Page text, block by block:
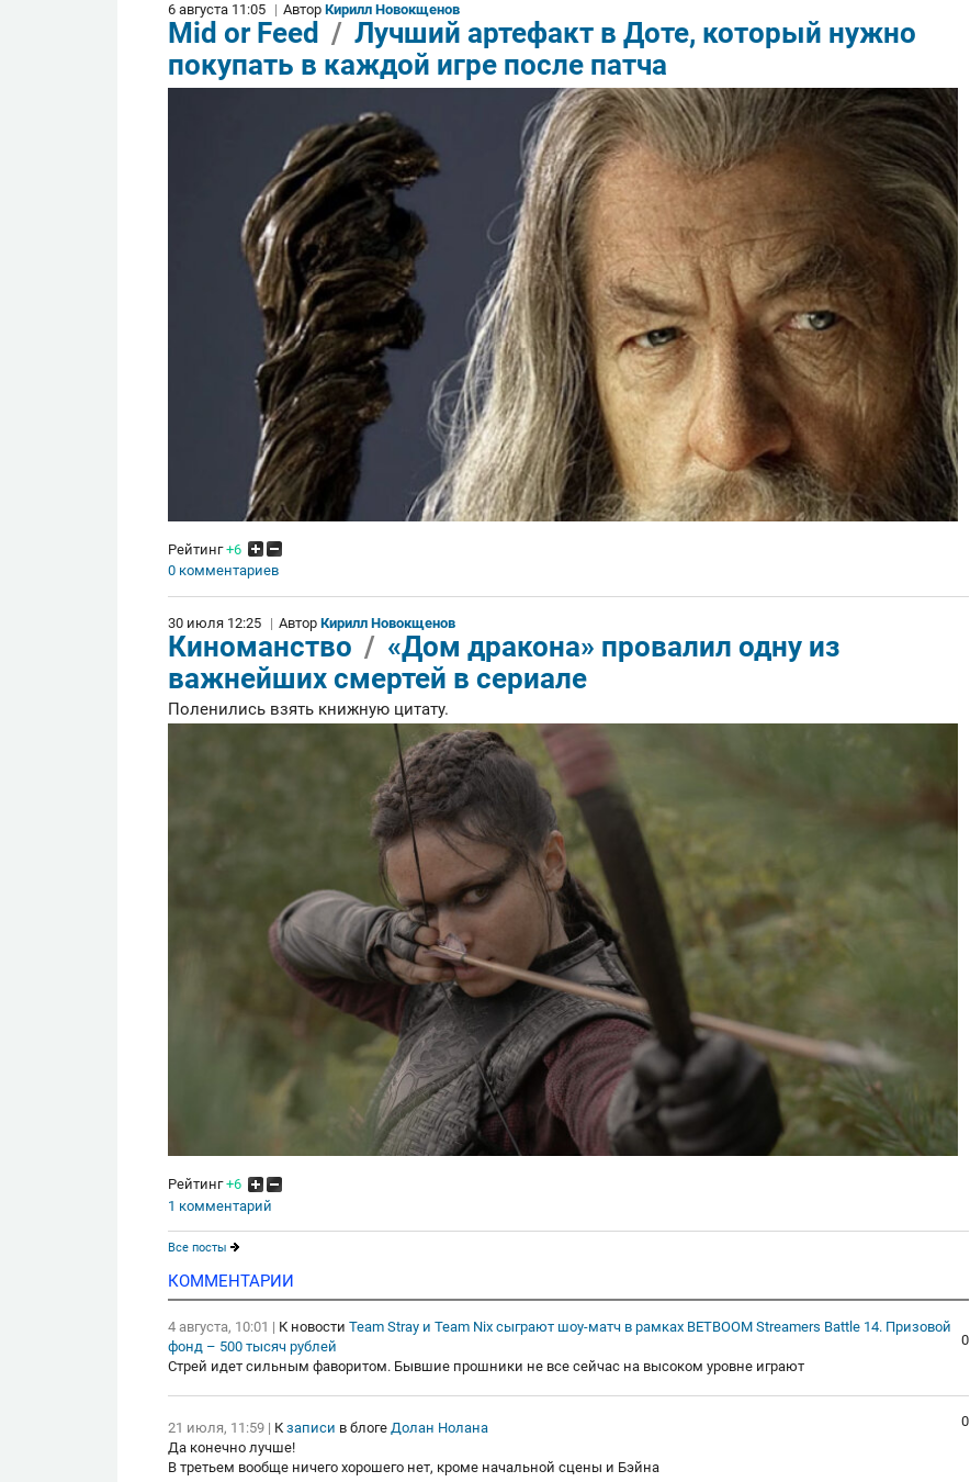
6 августа 11:05 | Автор Кирилл Новокщенов
Mid or Feed / Лучший артефакт в Доте, который нужно
покупать в каждой игре после патча
Рейтинг+6
0 комментариев
30 июля 12:25 | Автор Кирилл Новокщенов
Киноманство / «Дом дракона» провалил одну из
важнейших смертей в сериале
Поленились взять книжную цитату.
Рейтинг+6
1 комментарий
Все посты
КОММЕНТАРИИ
4 августа, 10:01 | К новости Team Stray и Team Nix сыграют шоу-матч в рамках BETBOOM Streamers Battle 14. Призовой
фонд – 500 тысяч рублей
0
Стрей идет сильным фаворитом. Бывшие прошники не все сейчас на высоком уровне играют
21 июля, 11:59 | К записи в блоге Долан Нолана
0
Да конечно лучше!
В третьем вообще ничего хорошего нет, кроме начальной сцены и Бэйна